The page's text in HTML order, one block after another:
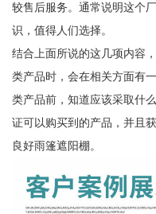
较售后服务。通常说明这个
识，值得人们选择。
结合上面所说的这几项内容
类产品时，会在相关方面有
类产品前，知道应该采取什
证可以购买到的产品，并且
良好雨篷遮阳棚。